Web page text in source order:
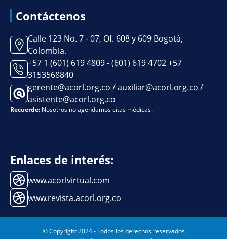
Contáctenos
Calle 123 No. 7 - 07, Of. 608 y 609 Bogotá,
Colombia.
+57 1 (601) 619 4809 - (601) 619 4702 +57
3153568840
gerente@acorl.org.co / auxiliar@acorl.org.co /
asistente@acorl.org.co
Recuerde: Nosotros no agendamos citas médicas.
Enlaces de interés:
www.acorlvirtual.com
www.revista.acorl.org.co
© Copyright 2024 - Todos los derechos reservados